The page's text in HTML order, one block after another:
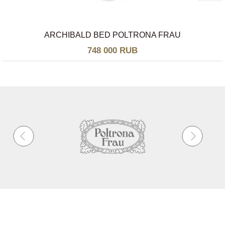
ARCHIBALD BED POLTRONA FRAU
748 000 RUB